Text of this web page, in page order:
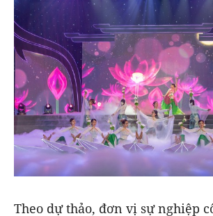
Theo dự thảo, đơn vị sự nghiệp